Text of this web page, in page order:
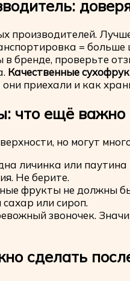
производителей.
=
бренде, проверьте
Качественные
приехали и как
что ещё важно
но могут
личинка или паутина
Не берите.
фрукты не должны
или сироп.
звоночек.
сделать